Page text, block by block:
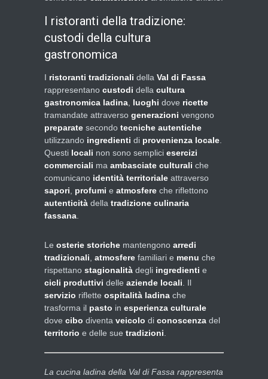
I ristoranti della tradizione:
custodi della cultura
gastronomica
I ristoranti tradizionali della Val di Fassa
rappresentano custodi della cultura
gastronomica ladina luoghi dove ricette
tramandate attraverso generazioni vengono
preparate secondo tecniche autentiche
utilizzando ingredienti di provenienza locale
Questi locali non sono semplici esercizi
commerciali ma ambasciate culturali che
comunicano identità territoriale attraverso
sapori
profumi e atmosfere che riflettono
autenticità della tradizione culinaria
fassana
Le osterie storiche mantengono arredi
tradizionali atmosfere familiari e menu che
rispettano stagionalità degli ingredienti e
cicli produttivi delle aziende locali . Il
servizio riflette ospitalità ladina che
trasforma il pasto in esperienza culturale
dove cibo diventa veicolo di conoscenza del
territorio e delle sue tradizioni
La cucina ladina della Val di Fassa rappresenta